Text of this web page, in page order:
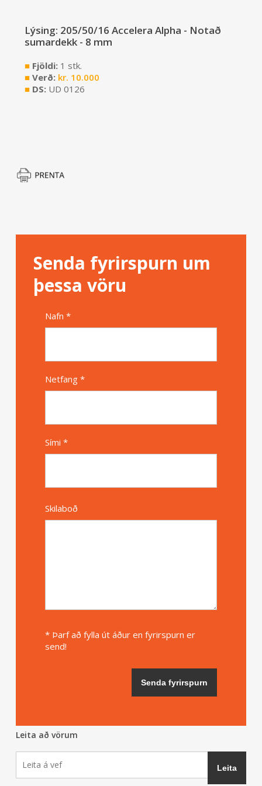
Lýsing: 205/50/16 Accelera Alpha - Notað
sumardekk - 8 mm
■Fjöldi: 1 stk.
■Verð: kr. 10.000
■DS: UD 0126
Senda fyrirspurn um
þessa vöru
Nafn *
Netfang *
Sími *
Skilaboð
* Þarf að fylla út áður en fyrirspurn er
send!
Leita að vörum